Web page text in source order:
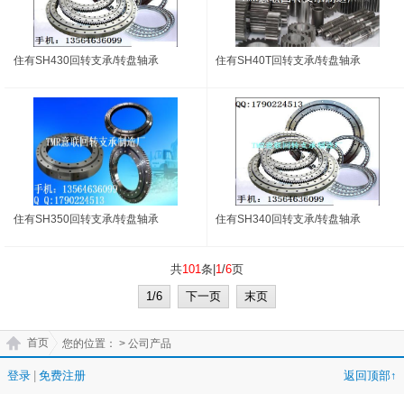
住有SH430回转支承/转盘轴承 住有SH40T回转支承/转盘轴承
住有SH350回转支承/转盘轴承 住有SH340回转支承/转盘轴承
共101条| 1/6页
1/6
下一页 末页
您的位置：
首页 > 公司产品
登录 免费注册 返回顶部↑